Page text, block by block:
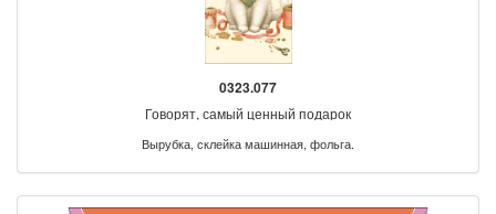
0323.077
Говорят, самый ценный подарок
Вырубка, склейка машинная, фольга.